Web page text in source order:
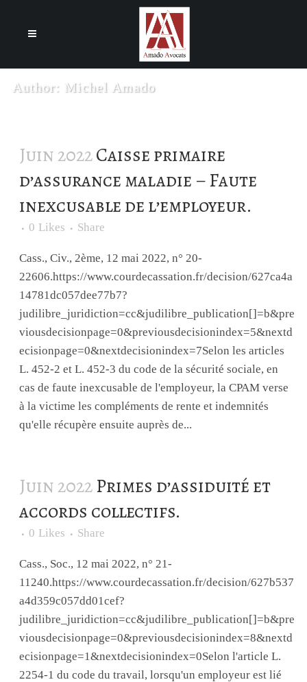
Author: Michel Amado
Juin 2022Caisse primaire
d’assurance maladie – Faute
inexcusable de l’employeur.
0 Likes Share
Cass., Civ., 2ème, 12 mai 2022, n° 20-
22606.https://www.courdecassation.fr/decision/627ca4a
14781dc057dee77b7?
judilibre_juridiction=cc&judilibre_publication[]=b&pre
viousdecisionpage=0&previousdecisionindex=5&nextd
ecisionpage=0&nextdecisionindex=7Selon les articles
L. 452-2 et L. 452-3 du code de la sécurité sociale, en
cas de faute inexcusable de l'employeur, la CPAM verse
à la victime les compléments de rente et indemnités
qu'elle récupère ensuite auprès de...
Juin 2022Primes d’assiduité et
accords collectifs.
0 Likes Share
Cass., Soc., 12 mai 2022, n° 21-
11240.https://www.courdecassation.fr/decision/627b537
a4d359c057dd01cef?
judilibre_juridiction=cc&judilibre_publication[]=b&pre
viousdecisionpage=0&previousdecisionindex=8&nextd
ecisionpage=1&nextdecisionindex=0Selon l'article L.
2254-1 du code du travail, lorsqu'un employeur est lié